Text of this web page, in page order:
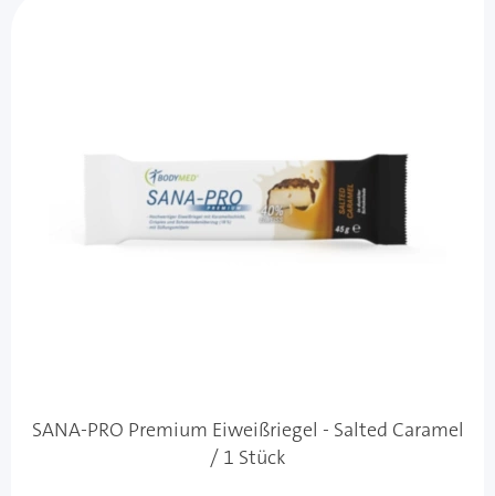
SANA-PRO Premium Eiweißriegel - Salted Caramel
/ 1 Stück